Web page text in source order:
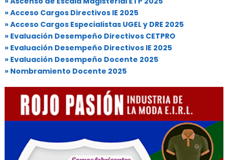
» Acceso Cargos Directivos IE 2025
» Acceso Cargos Especialistas UGEL y DRE 2025
» Evaluación Desempeño Directivos CETPRO
» Evaluación Desempeño Directivos IE 2025
» Evaluación Desempeño Docente 2025
» Nombramiento Docente 2025